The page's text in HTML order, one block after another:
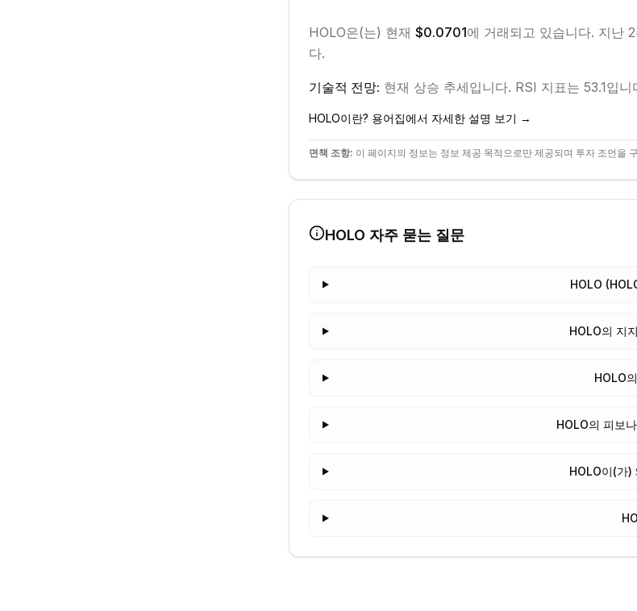
HOLO은(는) 현재 $0.0701에 거래되고 있습니다. 지난
다.
기술적 전망: 현재 상승 추세입니다. RSI 지표는 53.1입니
HOLO이란? 용어집에서 자세한 설명 보기 →
면책 조항: 이 페이지의 정보는 정보 제공 목적으로만 제공되며 투자 조언을
HOLO 자주 묻는 질문
HOLO
HOLO의 지
HOLO
HOLO의 피보
HOLO이(가)